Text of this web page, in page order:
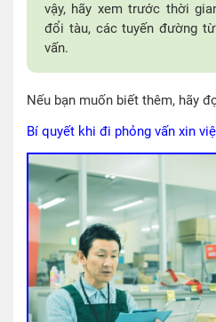
vậy, hãy xem trước thời
đổi tàu, các tuyến đường
vấn.
Nếu bạn muốn biết thêm, hãy
Bí quyết khi đi phỏng vấn xin